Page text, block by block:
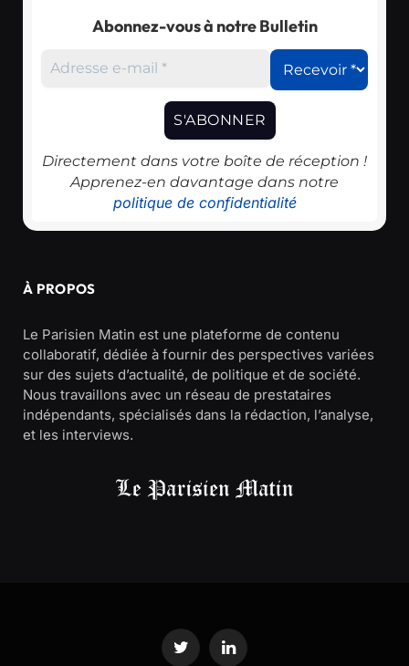
Abonnez-vous à notre Bulletin
Directement dans votre boîte de réception !
Apprenez-en davantage dans notre
politique de confidentialité
À PROPOS
Le Parisien Matin est une plateforme de contenu
collaboratif, dédiée à fournir des perspectives variées
sur des sujets d’actualité, de politique et de société.
Nous travaillons avec un réseau de prestataires
indépendants, spécialisés dans la rédaction, l’analyse,
et les interviews.
Twitter LinkedIn